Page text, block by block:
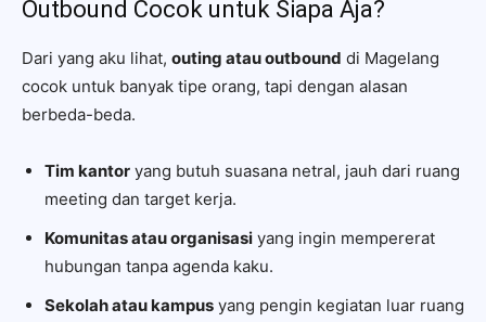
Outbound Cocok untuk Siapa Aja?
Dari yang aku lihat, outing atau outbound di Magelang
cocok untuk banyak tipe orang, tapi dengan alasan
berbeda-beda.
Tim kantor yang butuh suasana netral, jauh dari ruang
meeting dan target kerja.
Komunitas atau organisasi yang ingin mempererat
hubungan tanpa agenda kaku.
Sekolah atau kampus yang pengin kegiatan luar ruang